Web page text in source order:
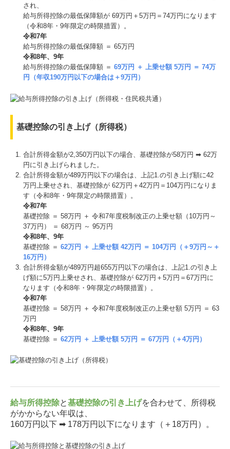
され、
給与所得控除の最低保障額が 69万円＋5万円＝74万円になります
（令和8年・9年限定の時限措置）。
令和7年
給与所得控除の最低保障額 ＝ 65万円
令和8年、9年
給与所得控除の最低保障額 ＝ 69万円 ＋ 上乗せ額 5万円 ＝ 74万
円（年収190万円以下の場合は＋9万円）
基礎控除の引き上げ（所得税）
合計所得⾦額が2,350万円以下の場合、基礎控除が58万円 ➡ 62万
円に引き上げられました。
合計所得⾦額が489万円以下の場合は、上記1.の引き上げ額に42
万円上乗せされ、基礎控除が 62万円＋42万円＝104万円になりま
す（令和8年・9年限定の時限措置）。
令和7年
基礎控除 ＝ 58万円 ＋ 令和7年度税制改正の上乗せ額（10万円～
37万円） ＝ 68万円 ～ 95万円
令和8年、9年
基礎控除 ＝ 62万円 ＋ 上乗せ額 42万円 ＝ 104万円（＋9万円～＋
16万円）
合計所得⾦額が489万円超655万円以下の場合は、上記1.の引き上
げ額に5万円上乗せされ、基礎控除が 62万円＋5万円＝67万円に
なります（令和8年・9年限定の時限措置）。
令和7年
基礎控除 ＝ 58万円 ＋ 令和7年度税制改正の上乗せ額 5万円 ＝ 63
万円
令和8年、9年
基礎控除 ＝ 62万円 ＋ 上乗せ額 5万円 ＝ 67万円（＋4万円）
給与所得控除と基礎控除の引き上げを合わせて、所得税
がかからない年収は、
160万円以下 ➡ 178万円以下になります（＋18万円）。